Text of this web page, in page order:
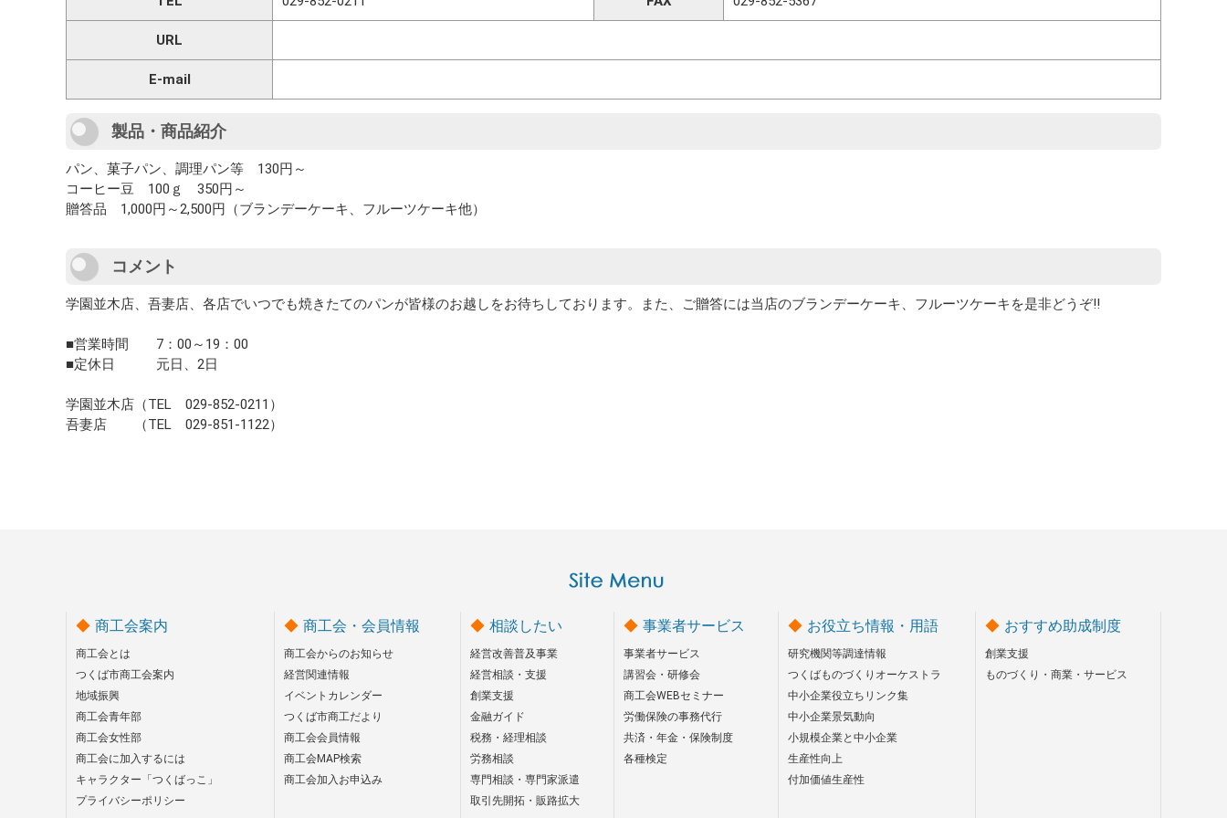
URL
E-mail
製品・商品紹介
パン、菓子パン、調理パン等 130円～
コーヒー豆 100ｇ 350円～
贈答品 1,000円～2,500円（ブランデーケーキ、フルーツケーキ他）
コメント
学園並木店、吾妻店、各店でいつでも焼きたてのパンが皆様のお越しをお待ちしております。また、ご贈答には当店のブランデーケーキ、フルーツケーキを是非どうぞ!!
■営業時間 7：00～19：00
■定休日 元日、2日
学園並木店（TEL 029-852-0211）
吾妻店 （TEL 029-851-1122）
商工会案内
商工会とは
つくば市商工会案内
地域振興
商工会青年部
商工会女性部
商工会に加入するには
キャラクター「つくばっこ」
プライバシーポリシー
商工会・会員情報
商工会からのお知らせ
経営関連情報
イベントカレンダー
つくば市商工だより
商工会会員情報
商工会MAP検索
商工会加入お申込み
相談したい
経営改善普及事業
経営相談・支援
創業支援
金融ガイド
税務・経理相談
労務相談
専門相談・専門家派遣
取引先開拓・販路拡大
事業者サービス
事業者サービス
講習会・研修会
商工会WEBセミナー
労働保険の事務代行
共済・年金・保険制度
各種検定
お役立ち情報・用語
研究機関等調達情報
つくばものづくりオーケストラ
中小企業役立ちリンク集
中小企業景気動向
小規模企業と中小企業
生産性向上
付加価値生産性
おすすめ助成制度
創業支援
ものづくり・商業・サービス